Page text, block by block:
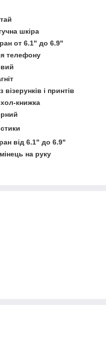
шкіра
от 6.1" до 6.9"
телефону
візерунків і принтів
книжка
від 6.1" до 6.9"
на руку